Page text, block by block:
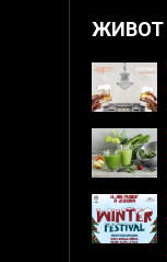
ЖИВОТ